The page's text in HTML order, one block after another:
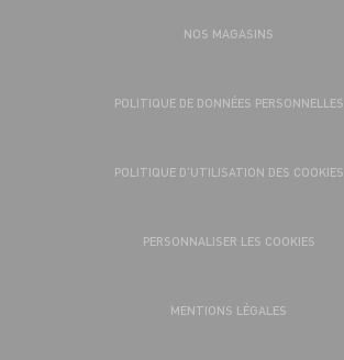
NOS MAGASINS
POLITIQUE DE DONNÉES PERSONNELLES
POLITIQUE D’UTILISATION DES COOKIES
PERSONNALISER LES COOKIES
MENTIONS LÉGALES